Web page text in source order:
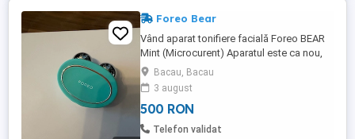
Foreo Bear
Vând aparat tonifiere facială Foreo BEAR
Mint (Microcurent) Aparatul este ca nou,
utilizat doar de câteva ori. Se află într-o
stare estetică și funcțională impecabilă
(10 10), fără urme de uzură, exact cum se
vede în poze. Pachetul include: aparat
Foreo BEAR, cablu de încărcare USB,
Bacau, Bacau
3 august
500 RON
Telefon validat